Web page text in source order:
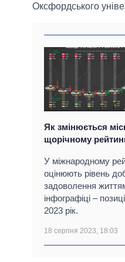
Оксфордського
Як змінюється
щорічному
У міжнародному
оцінюють рівень
задоволення
інфографіці –
2023 рік.
18 серпня 2023, 18:03